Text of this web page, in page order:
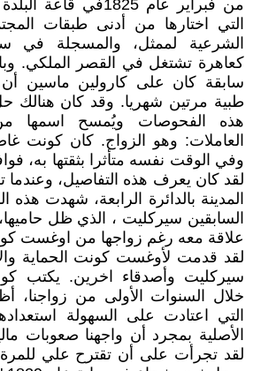
من فبراير عام 1825في
التي اختارها من أدنى طبقات
الشرعية لممثل، والمسجلة في
كعاهرة تشتغل في القصر الملكي.
سابقة كان على كارولين ماسين
طبية مرتين شهريا. وقد كان هنالك
هذه الفحوصات ويُمسح اسمها
العاملات: وهو الزواج. كان كونت
وفي الوقت نفسه متأثرا بثقتها به،
لقد كان يعرف هذه التفاصيل، وعندما
المدينة بالدائرة الرابعة، شهدت هذه
السابقين سيركليت ، الذي ظل
علاقة معه رغم زواجها من اوغست
لقد قدمت لأوغست كونت الحماية
سيركليت وأصدقاء اخرين. يكتب
خلال السنوات الأولى من زواجنا،
التي اعتادت على السهولة
الأصلية بمجرد أن واجهنا صعوبات
لقد تجرأت على أن تقترح علي